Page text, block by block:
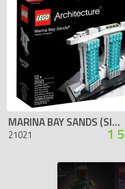
MARINA BAY SANDS (SINGAPOUR)
21021 1